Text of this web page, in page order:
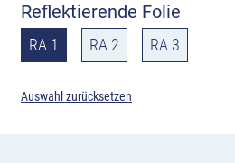
Reflektierende Folie
RA 1 RA 2 RA 3
Auswahl zurücksetzen